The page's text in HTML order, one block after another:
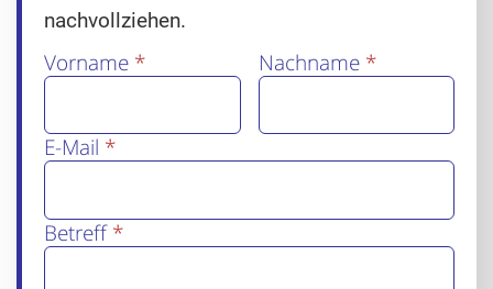
nachvollziehen.
Vorname * Nachname *
E-Mail *
Betreff*